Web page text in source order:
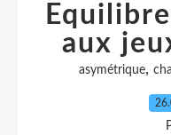
aux
asymétrique,